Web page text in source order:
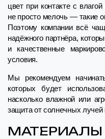
цвет при контакте с
не просто мелочь — такие
Поэтому компании всё
надёжного партнёра,
и качественные
условия.
Мы рекомендуем
которых будет
насколько влажной или
защита от солнечных лучей
МАТЕРИАЛЫ